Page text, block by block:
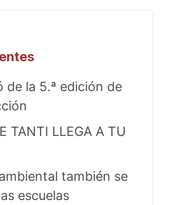
la 5.ª edición de
TANTI LLEGA A TU
también se
escuelas